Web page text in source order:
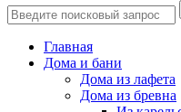
Главная
Дома и бани
Дома из лафета
Дома из бревна